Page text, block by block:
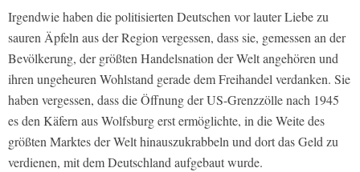
Irgendwie haben die politisierten Deutschen vor lauter Liebe zu
sauren Äpfeln aus der Region vergessen, dass sie, gemessen an der
Bevölkerung, der größten Handelsnation der Welt angehören und
ihren ungeheuren Wohlstand gerade dem Freihandel verdanken. Sie
haben vergessen, dass die Öffnung der US-Grenzzölle nach 1945
es den Käfern aus Wolfsburg erst ermöglichte, in die Weite des
größten Marktes der Welt hinauszukrabbeln und dort das Geld zu
verdienen, mit dem Deutschland aufgebaut wurde.